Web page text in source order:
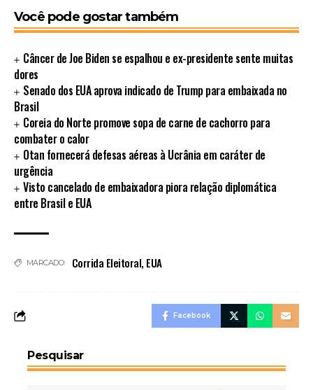
Você pode gostar também
Câncer de Joe Biden se espalhou e ex-presidente sente muitas
dores
Senado dos EUA aprova indicado de Trump para embaixada no
Brasil
Coreia do Norte promove sopa de carne de cachorro para
combater o calor
Otan fornecerá defesas aéreas à Ucrânia em caráter de
urgência
Visto cancelado de embaixadora piora relação diplomática
entre Brasil e EUA
MARCADO: Corrida Eleitoral, EUA
Facebook
Pesquisar